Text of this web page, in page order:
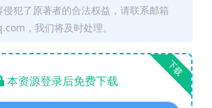
犯了原著者的合法权益，请联系邮箱
，我们将及时处理。
下载
本资源登录后免费下载